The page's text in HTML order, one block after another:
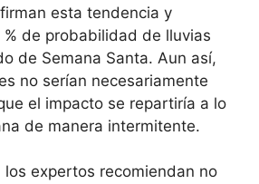
esta tendencia y
de probabilidad de lluvias
de Semana Santa. Aun así,
no serían necesariamente
el impacto se repartiría a lo
de manera intermitente.
los expertos recomiendan no